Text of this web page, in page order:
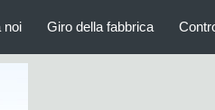
noi Giro della fabbrica